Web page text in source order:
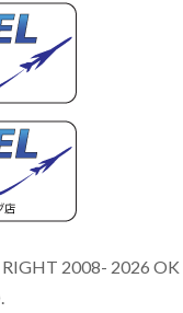
RIGHT 2008- 2026 OK